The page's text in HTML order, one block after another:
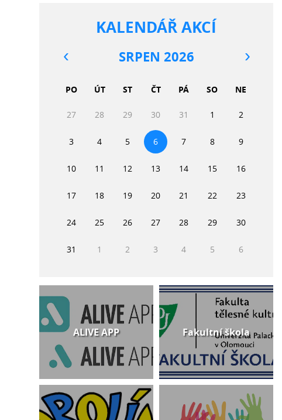
KALENDÁŘ AKCÍ
SRPEN 2026
PO ÚT ST ČT PÁ SO NE
27 28 29 30 31 1 2
3 4 5 6 7 8 9
10 11 12 13 14 15 16
17 18 19 20 21 22 23
24 25 26 27 28 29 30
31 1 2 3 4 5 6
ALIVE APP Fakultní škola